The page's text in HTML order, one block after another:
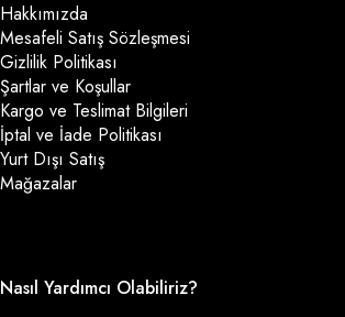
Hakkımızda
Mesafeli Satış Sözleşmesi
Gizlilik Politikası
Şartlar ve Koşullar
Kargo ve Teslimat Bilgileri
İptal ve İade Politikası
Yurt Dışı Satış
Mağazalar
Nasıl Yardımcı Olabiliriz?